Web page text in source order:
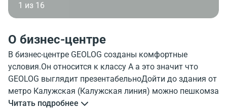
1 из 16
О бизнес-центре
В бизнес-центре GEOLOG созданы комфортные
условия.Он относится к классу A а это значит что
GEOLOG выглядит презентабельноДойти до здания от
метро Калужская (Калужская линия) можно пешкомза
12 минутыОбъект GEOLOG оборудован лифтами 13
Читать подробнее